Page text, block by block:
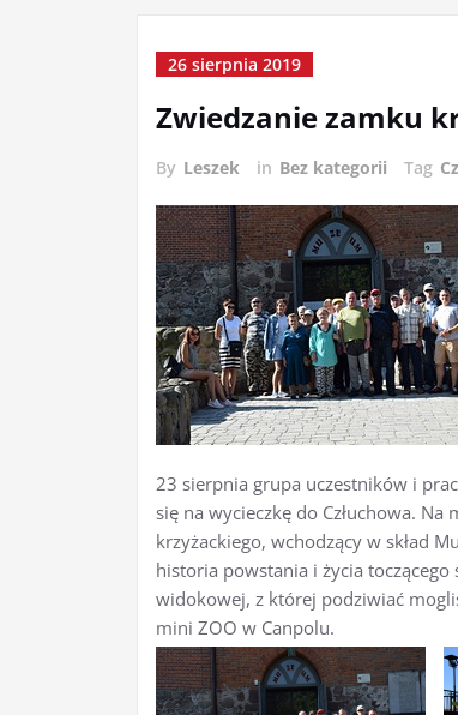
26 sierpnia 2019
Zwiedzanie zamku
By Leszek in Bez kategorii Tag
23 sierpnia grupa uczestników i
się na wycieczkę do Człuchowa.
krzyżackiego, wchodzący w skład
historia powstania i życia
widokowej, z której podziwiać
mini ZOO w Canpolu.